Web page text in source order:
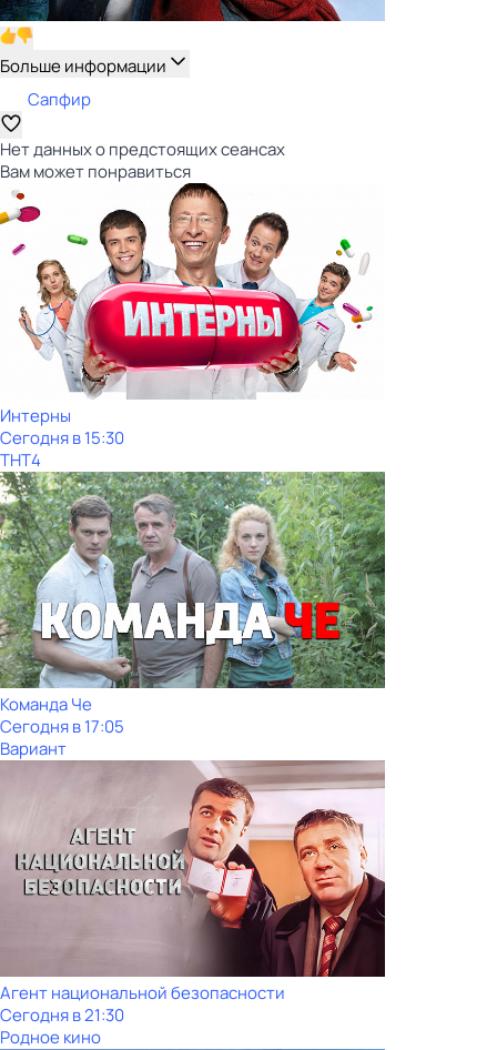
Больше информации
Сапфир
Нет данных о предстоящих сеансах
Вам может понравиться
Интерны
Сегодня в 15:30
ТНТ4
Команда Че
Сегодня в 17:05
Вариант
Агент национальной безопасности
Сегодня в 21:30
Родное кино